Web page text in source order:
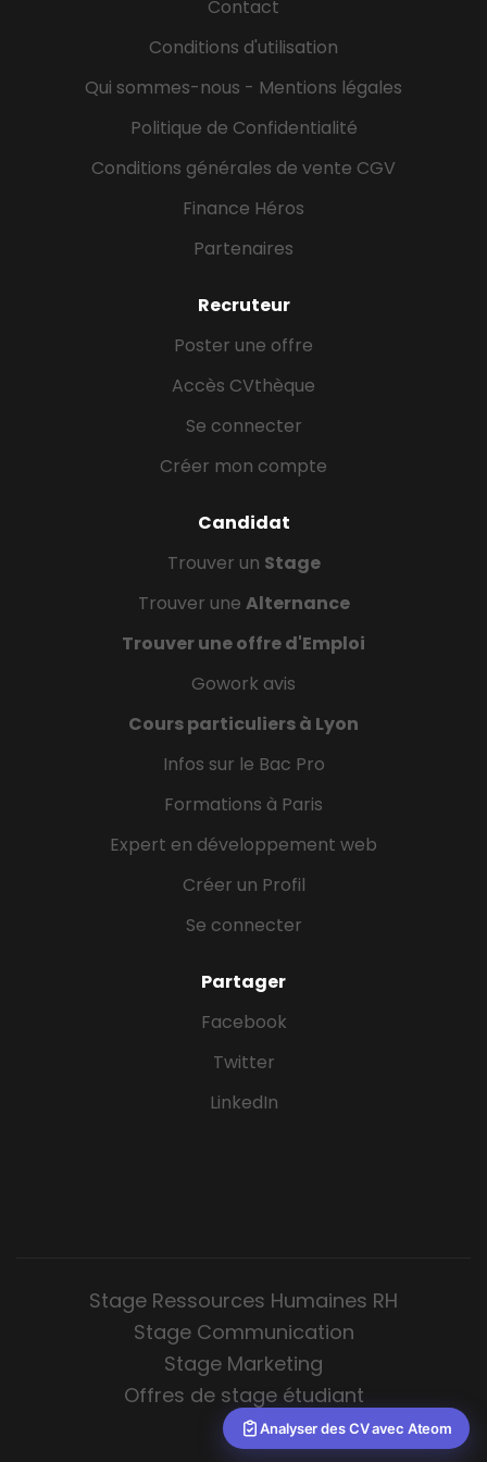
professionnels et des entreprises. Les recrutements
recrutement inclusive et diversifiée ainsi que sur le
respect...
Contact
Conditions d'utilisation
Qui sommes-nous - Mentions légales
Politique de Confidentialité
Conditions générales de vente CGV
Finance Héros
Partenaires
Recruteur
Poster une offre
Accès CVthèque
Se connecter
Créer mon compte
Candidat
Trouver un Stage
Trouver une Alternance
Trouver une offre d'Emploi
Gowork avis
Cours particuliers à Lyon
Infos sur le Bac Pro
Formations à Paris
Expert en développement web
Créer un Profil
Se connecter
Partager
Facebook
Twitter
LinkedIn
Stage Ressources Humaines RH
Stage Communication
Stage Marketing
Offres de stage étudiant
Analyser des CV avec Ateom